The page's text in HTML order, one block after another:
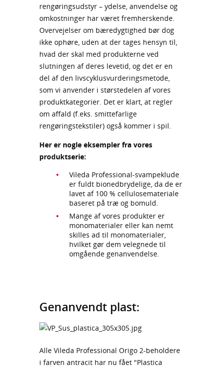
rengøringsudstyr – ydelse, anvendelse og
omkostninger har været fremherskende.
Overvejelser om bæredygtighed bør dog
ikke ophøre, uden at der tages hensyn til,
hvad der skal med produkterne ved
slutningen af deres levetid, og det er en
del af den livscyklusvurderingsmetode,
som vi anvender i størstedelen af vores
produktkategorier. Det er klart, at regler
om affald (f.eks. smittefarlige
rengøringstekstiler) også kommer i spil.
Her er nogle eksempler fra vores
produktserie:
Vileda Professional-svampeklude
er fuldt bionedbrydelige, da de er
lavet af 100 % cellulosemateriale
baseret på træ og bomuld.
Mange af vores produkter er
monomaterialer eller kan nemt
skilles ad til monomaterialer,
hvilket gør dem velegnede til
omgående genanvendelse.
Genanvendt plast:
Alle Vileda Professional Origo 2-beholdere
i farven antracit har nu fået "Plastica